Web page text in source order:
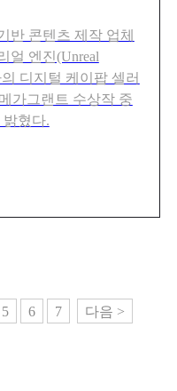
반 콘텐츠 제작 업체
얼 엔진(Unreal
디지털 케이팝 셀러
가그랜트 수상작 중
혔다.
5 6 7 다음 >